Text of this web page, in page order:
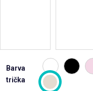
Barva
trička